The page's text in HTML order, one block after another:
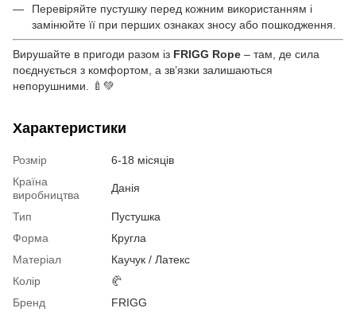
Перевіряйте пустушку перед кожним використанням і
замінюйте її при перших ознаках зносу або пошкодження.
Вирушайте в пригоди разом із FRIGG Rope – там, де сила
поєднується з комфортом, а зв’язки залишаються
непорушними. 🍼💚
Характеристики
Розмір
6-18 місяців
Країна
виробництва
Данія
Тип
Пустушка
Форма
Кругла
Матеріал
Каучук / Латекс
Колір
🥐
Бренд
FRIGG